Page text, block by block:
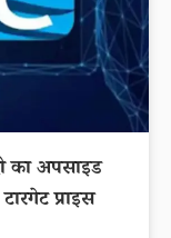
का अपसाइड
प्राइस